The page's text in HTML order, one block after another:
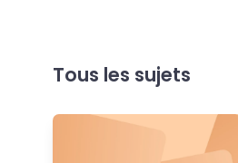
Tous les sujets